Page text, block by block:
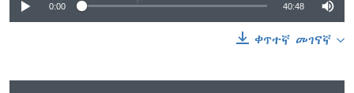
0:00 40:48
ቀጥተኛ መገናኛ